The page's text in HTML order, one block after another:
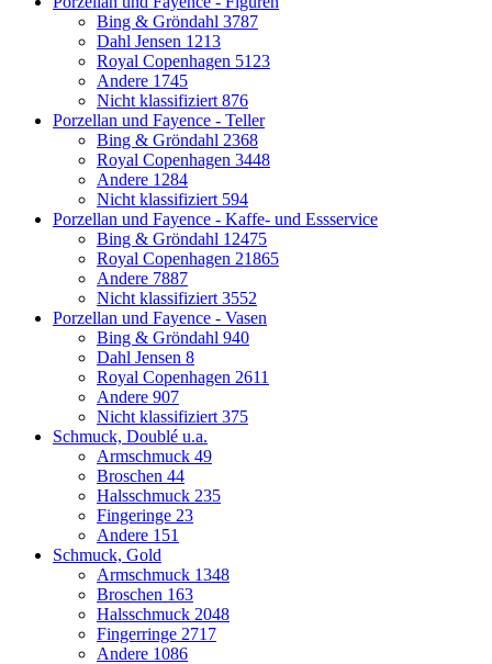
Bing & Gröndahl 3787
Dahl Jensen 1213
Royal Copenhagen 5123
Andere 1745
Nicht klassifiziert 876
Porzellan und Fayence - Teller
Bing & Gröndahl 2368
Royal Copenhagen 3448
Andere 1284
Nicht klassifiziert 594
Porzellan und Fayence - Kaffe- und Essservice
Bing & Gröndahl 12475
Royal Copenhagen 21865
Andere 7887
Nicht klassifiziert 3552
Porzellan und Fayence - Vasen
Bing & Gröndahl 940
Dahl Jensen 8
Royal Copenhagen 2611
Andere 907
Nicht klassifiziert 375
Schmuck, Doublé u.a.
Armschmuck 49
Broschen 44
Halsschmuck 235
Fingeringe 23
Andere 151
Schmuck, Gold
Armschmuck 1348
Broschen 163
Halsschmuck 2048
Fingerringe 2717
Andere 1086